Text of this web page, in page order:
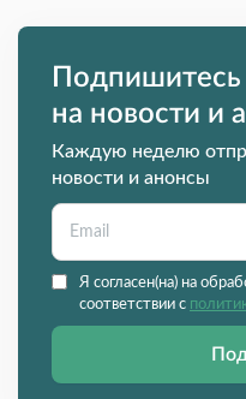
Подпишитесь
на новости и
Каждую неделю
новости и анонсы
Я согласен(на) на
соответствии с